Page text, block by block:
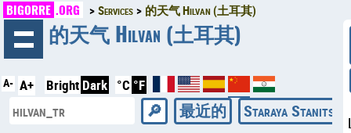
BIGORRE .ORG Services 的天气 Hilvan (土耳其)
的天气 Hilvan (土耳其)
A- A+ Bright Dark °C °F
最近的 Staraya Stanitsa